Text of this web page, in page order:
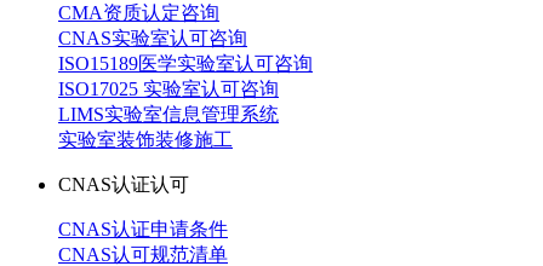
CMA资质认定咨询
CNAS实验室认可咨询
ISO15189医学实验室认可咨询
ISO17025 实验室认可咨询
LIMS实验室信息管理系统
实验室装饰装修施工
CNAS认证认可
CNAS认证申请条件
CNAS认可规范清单